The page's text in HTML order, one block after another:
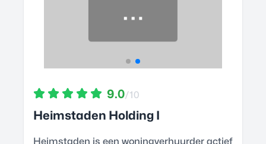
9.0/10
Heimstaden Holding I
Heimstaden is een woningverhuurder actief